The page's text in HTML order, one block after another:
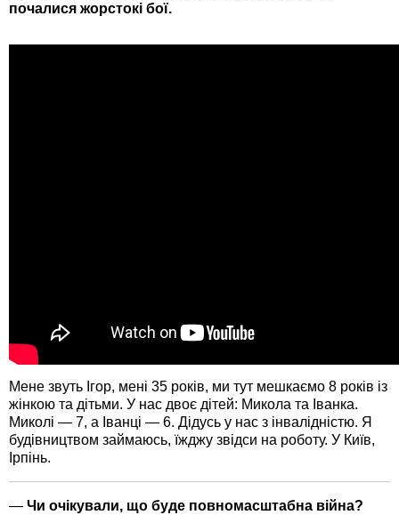
почалися жорстокі бої.
Мене звуть Ігор, мені 35 років, ми тут мешкаємо 8 років із
жінкою та дітьми. У нас двоє дітей: Микола та Іванка.
Миколі — 7, а Іванці — 6. Дідусь у нас з інвалідністю. Я
будівництвом займаюсь, їжджу звідси на роботу. У Київ,
Ірпінь.
— Чи очікували, що буде повномасштабна війна?